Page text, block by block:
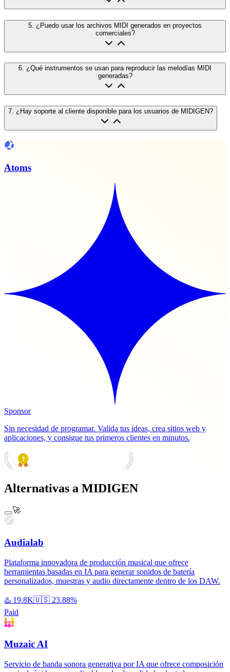
5 ¿Puedo usar los archivos MIDI generados en proyectos
comerciales?
6. ¿Qué instrumentos se usan para reproducir las melodías MIDI
generadas?
7. ¿Hay soporte al cliente disponible para los usuarios de MIDIGEN?
Atoms
Sponsor
Sin necesidad de programar. Valida tus ideas, crea sitios web y
aplicaciones, y consigue tus primeros clientes en minutos.
Alternativas a MIDIGEN
🚀
Audialab
Plataforma innovadora de producción musical que ofrece
herramientas basadas en IA para generar sonidos de batería
personalizados, muestras y audio directamente dentro de los DAW.
♨️ 19.8K🇺🇸 23.88%
Paid
Muzaic AI
Servicio de banda sonora generativa por IA que ofrece composición